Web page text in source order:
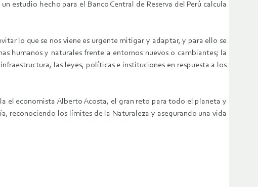
estudio hecho para el Banco Central de Reserva del Perú calcula
lo que se nos viene es urgente mitigar y adaptar, y para ello se
humanos y naturales frente a entornos nuevos o cambiantes; la
las leyes, políticas e instituciones en respuesta a los
el economista Alberto Acosta, el gran reto para todo el planeta y
reconociendo los límites de la Naturaleza y asegurando una vida